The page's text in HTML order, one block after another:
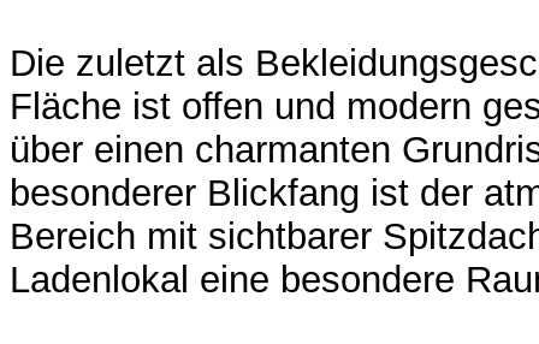
Die zuletzt als
Fläche ist offen und modern
über einen charmanten
besonderer Blickfang ist der
Bereich mit sichtbarer
Ladenlokal eine besondere